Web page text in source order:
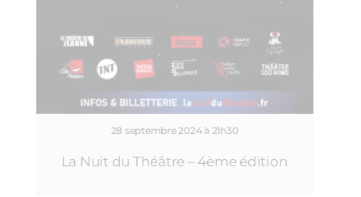
28 septembre 2024 à 21h30
La Nuit du Théâtre – 4ème édition